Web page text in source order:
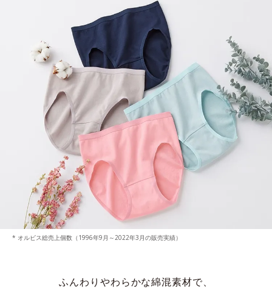
* オルビス総売上個数（1996年9月～2022年3月の販売実績）
ふんわりやわらかな綿混素材で、